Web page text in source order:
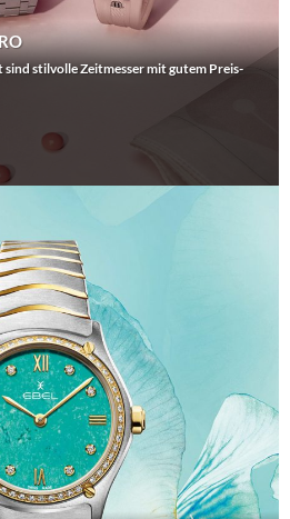
stilvolle Zeitmesser mit gutem Preis-